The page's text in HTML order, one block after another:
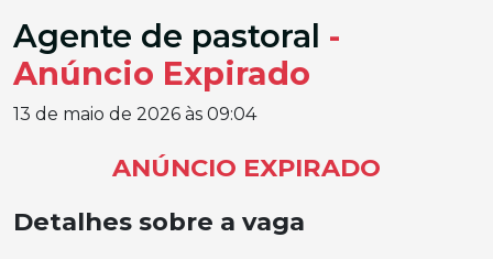
Agente de pastoral -
Anúncio Expirado
13 de maio de 2026 às 09:04
ANÚNCIO EXPIRADO
Detalhes sobre a vaga